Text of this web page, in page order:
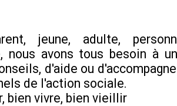
jeune, adulte,
nous avons tous besoin à
d'aide ou
de l'action sociale.
bien vivre, bien vieillir